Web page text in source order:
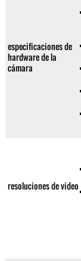
especificaciones de
hardware de la
cámara
resoluciones de video